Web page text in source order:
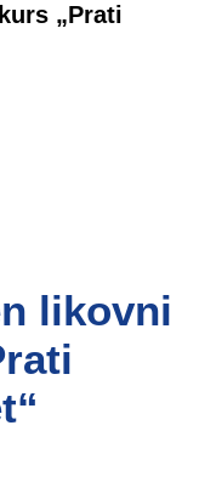
„Prati
likovni